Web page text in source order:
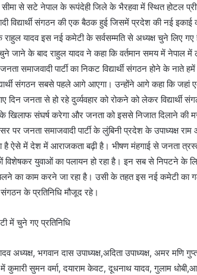
सीमा से सटे नेपाल के रूपंदेही जिले के भैरहवा में स्थित होटल
विद्यार्थी संगठन की एक बैठक हुई जिसमें प्रदेश की नई इकाई
यादव इस नई कमेटी के सर्वसम्मति से अध्यक्ष चुने लिए गए
जाने के बाद राहुल यादव ने कहा कि वर्तमान समय में
समाजवादी पार्टी का निकट विद्यार्थी संगठन होने के
संगठन सबसे पहले आगे आएगा। उन्होंने आगे कहा कि जहां
दिन जनता से हो रहे दुर्व्यवहार को रोकने को लेकर
के खिलाफ संघर्ष करेगा और जनता को इससे निजात दिलाने की
पर जनता समाजवादी पार्टी के लुंबिनी प्रदेश के उपाध्यक्ष
है ऐसे में देश में आराजकता बढ़ी है। भीषण मंहगाई से जनता
विशेषकर युवाओं का पलायन हो रहा है। इन सब से निपटने के
का काम करने जा रहा है। उसी के तहत इस नई कमेटी का
संगठन के प्रतिनिधि मौजूद रहे।
में चुने गए प्रतिनिधि
अध्यक्ष, भगवान दास उपाध्यक्ष,अदिता उपाध्यक्ष, अमर
कुमारी सुमन वर्मा, दयाराम केवट, दूधनाथ यादव, गुलाम